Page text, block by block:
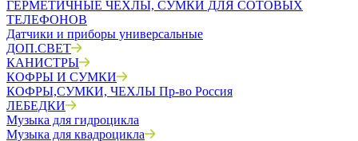
ГЕРМЕТИЧНЫЕ ЧЕХЛЫ, СУМКИ ДЛЯ СОТОВЫХ
ТЕЛЕФОНОВ
Датчики и приборы универсальные
ДОП.СВЕТ
КАНИСТРЫ
КОФРЫ И СУМКИ
КОФРЫ,СУМКИ, ЧЕХЛЫ Пр-во Россия
ЛЕБЕДКИ
Музыка для гидроцикла
Музыка для квадроцикла